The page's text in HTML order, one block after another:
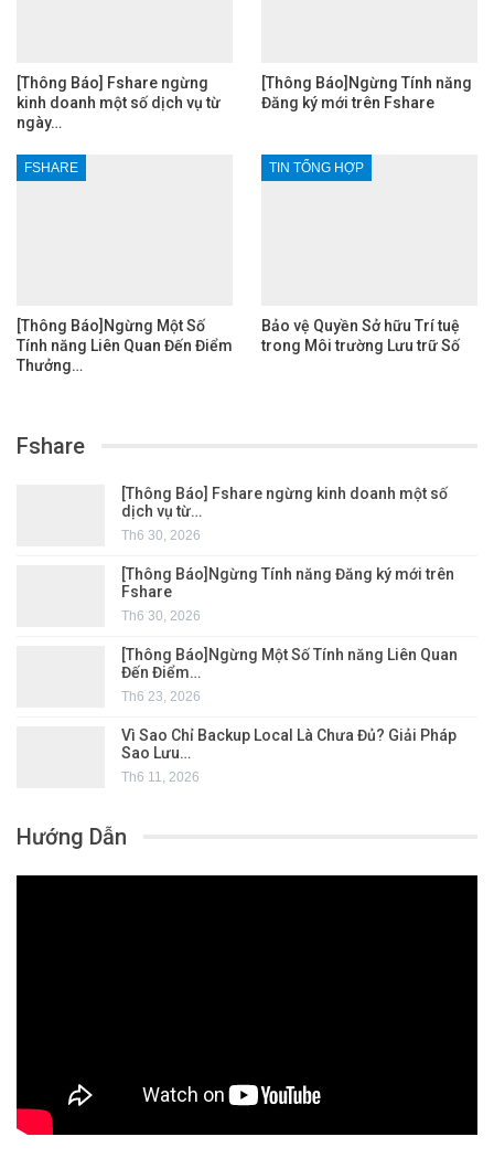
[Thông Báo] Fshare ngừng
kinh doanh một số dịch vụ từ
ngày…
[Thông Báo]Ngừng Tính năng
Đăng ký mới trên Fshare
FSHARE
[Thông Báo]Ngừng Một Số
Tính năng Liên Quan Đến Điểm
Thưởng…
TIN TỔNG HỢP
Bảo vệ Quyền Sở hữu Trí tuệ
trong Môi trường Lưu trữ Số
Fshare
[Thông Báo] Fshare ngừng kinh doanh một số
dịch vụ từ…
Th6 30, 2026
[Thông Báo]Ngừng Tính năng Đăng ký mới trên
Fshare
Th6 30, 2026
[Thông Báo]Ngừng Một Số Tính năng Liên Quan
Đến Điểm…
Th6 23, 2026
Vì Sao Chỉ Backup Local Là Chưa Đủ? Giải Pháp
Sao Lưu…
Th6 11, 2026
Hướng Dẫn